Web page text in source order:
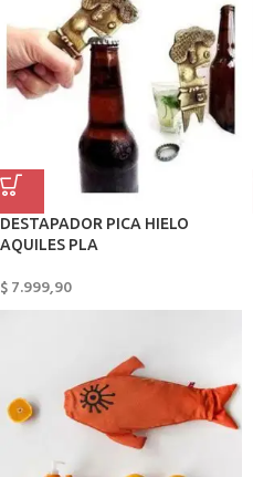
DESTAPADOR PICA HIELO
AQUILES PLA
$7.999,90